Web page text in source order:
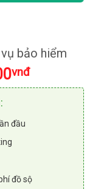
bảo hiểm
vnđGiá
đầu
đồ sộ